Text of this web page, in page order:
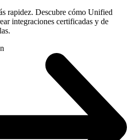
rapidez. Descubre cómo Unified
integraciones certificadas y de